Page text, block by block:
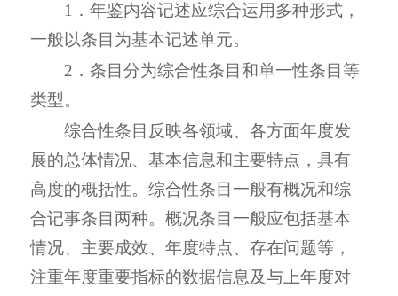
1．年鉴内容记述应综合运用多种形式，
一般以条目为基本记述单元。
2．条目分为综合性条目和单一性条目等
类型。
综合性条目反映各领域、各方面年度发
展的总体情况、基本信息和主要特点，具有
高度的概括性。综合性条目一般有概况和综
合记事条目两种。概况条目一般应包括基本
情况、主要成效、年度特点、存在问题等，
注重年度重要指标的数据信息及与上年度对